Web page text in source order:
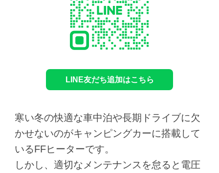
LINE友だち追加はこちら
寒い冬の快適な車中泊や長期ドライブに欠
かせないのがキャンピングカーに搭載して
いるFFヒーターです。
しかし、適切なメンテナンスを怠ると電圧